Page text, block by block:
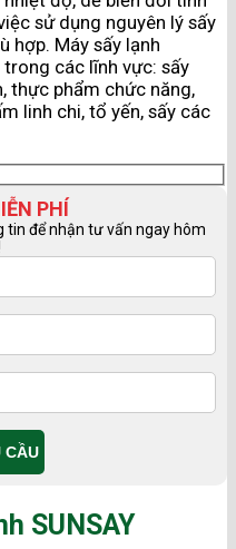
sử dụng nguyên lý sấy
hợp. Máy sấy lạnh
trong các lĩnh vực: sấy
thực phẩm chức năng,
linh chi, tổ yến, sấy các
PHÍ
tin để nhận tư vấn ngay hôm
SUNSAY